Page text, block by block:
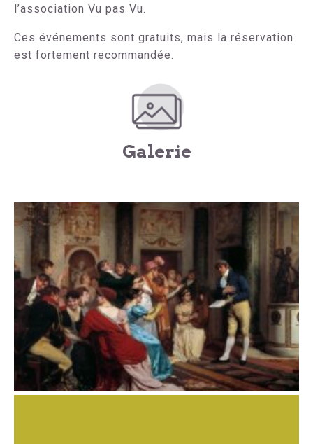
l’association Vu pas Vu.
Ces événements sont gratuits, mais la réservation
est fortement recommandée.
Galerie